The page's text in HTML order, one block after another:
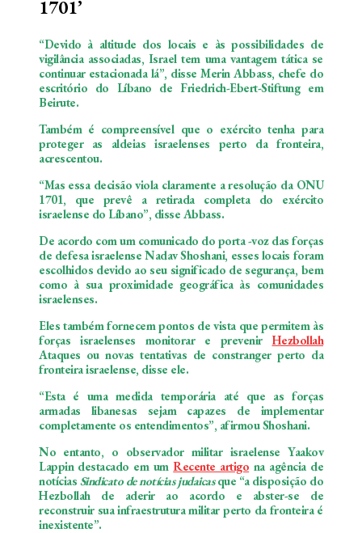
1701’
“Devido à altitude dos locais e às possibilidades de
vigilância associadas, Israel tem uma vantagem tática se
continuar estacionada lá”, disse Merin Abbass, chefe do
escritório do Líbano de Friedrich-Ebert-Stiftung em
Beirute.
Também é compreensível que o exército tenha para
proteger as aldeias israelenses perto da fronteira,
acrescentou.
“Mas essa decisão viola claramente a resolução da ONU
1701, que prevê a retirada completa do exército
israelense do Líbano”, disse Abbass.
De acordo com um comunicado do porta -voz das forças
de defesa israelense Nadav Shoshani, esses locais foram
escolhidos devido ao seu significado de segurança, bem
como à sua proximidade geográfica às comunidades
israelenses.
Eles também fornecem pontos de vista que permitem às
forças israelenses monitorar e prevenir Hezbollah
Ataques ou novas tentativas de constranger perto da
fronteira israelense, disse ele.
“Esta é uma medida temporária até que as forças
armadas libanesas sejam capazes de implementar
completamente os entendimentos”, afirmou Shoshani.
No entanto, o observador militar israelense Yaakov
Lappin destacado em umRecente artigo na agência de
notícias Sindicato de notícias judaicasque “a disposição do
Hezbollah de aderir ao acordo e abster-se de
reconstruir sua infraestrutura militar perto da fronteira é
inexistente”.